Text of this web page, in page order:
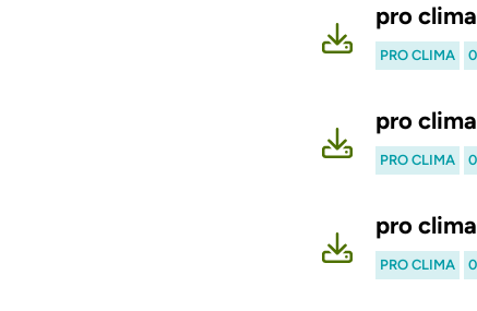
pro
PRO CLIMA
pro
PRO CLIMA
pro
PRO CLIMA